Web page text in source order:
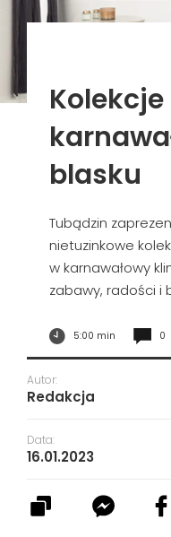
Kolekcje
blasku
Tubądzin
nietuzinkowe
w karnawałowy
zabawy, radości i
5:00 min 0
Autor:
Redakcja
Data:
16.01.2023